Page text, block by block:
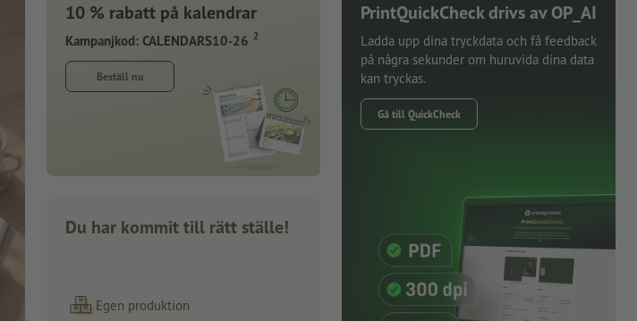
10 % rabatt på kalendrar
Kampanjkod: CALENDARS10-26 2
Beställ nu
Du har kommit till rätt ställe!
Egen produktion
PrintQuickCheck drivs av OP_AI
Ladda upp dina tryckdata och få feedback
på några sekunder om huruvida dina data
kan tryckas.
Gå till QuickCheck